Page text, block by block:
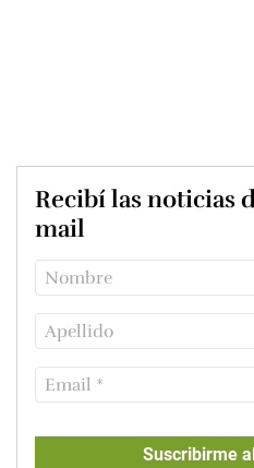
Recibí las noticias
mail
Suscribirme